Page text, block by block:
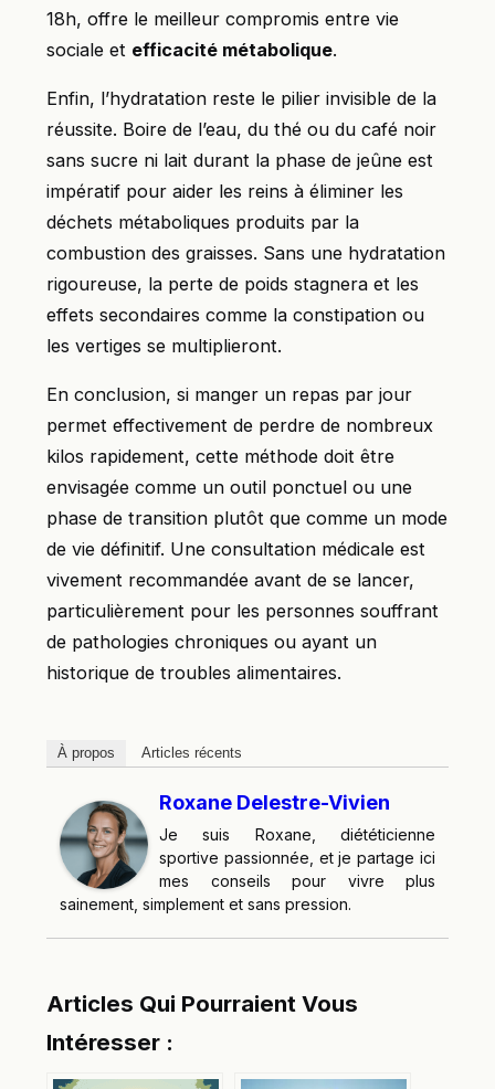
18h, offre le meilleur compromis entre vie
sociale et efficacité métabolique.
Enfin, l’hydratation reste le pilier invisible de la
réussite. Boire de l’eau, du thé ou du café noir
sans sucre ni lait durant la phase de jeûne est
impératif pour aider les reins à éliminer les
déchets métaboliques produits par la
combustion des graisses. Sans une hydratation
rigoureuse, la perte de poids stagnera et les
effets secondaires comme la constipation ou
les vertiges se multiplieront.
En conclusion, si manger un repas par jour
permet effectivement de perdre de nombreux
kilos rapidement, cette méthode doit être
envisagée comme un outil ponctuel ou une
phase de transition plutôt que comme un mode
de vie définitif. Une consultation médicale est
vivement recommandée avant de se lancer,
particulièrement pour les personnes souffrant
de pathologies chroniques ou ayant un
historique de troubles alimentaires.
À propos Articles récents
Roxane Delestre-Vivien
Je suis Roxane, diététicienne
sportive passionnée, et je partage ici
mes conseils pour vivre plus
sainement, simplement et sans pression.
Articles Qui Pourraient Vous
Intéresser :